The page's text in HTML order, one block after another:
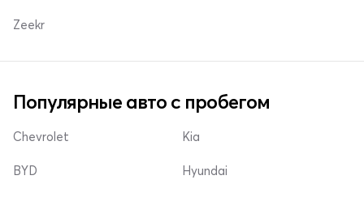
Zeekr
Популярные авто с пробегом
Chevrolet
BYD
Kia
Hyundai